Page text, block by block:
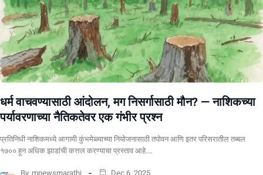
धर्म वाचवण्यासाठी आंदोलन, मग निसर्गासाठी मौन? ​— नाशिकच्या
पर्यावरणाच्या नैतिकतेवर एक गंभीर प्रश्न
प्रतिनिधी ​नाशिकमध्ये आगामी कुंभमेळ्याच्या नियोजनासाठी तपोवन आणि इतर परिसरातील तब्बल
१७०० हून अधिक झाडांची कत्तल करण्याचा प्रस्ताव आहे.…
By mnewsmarathi Dec 6, 2025